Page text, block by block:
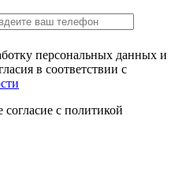
персональных данных и
в соответствии с
с политикой